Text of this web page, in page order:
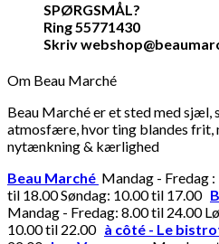
SPØRGSMÅL?
Ring 55771430
Skriv
Om Beau Marché
Beau Marché er et sted med sjæl,
atmosfære, hvor ting blandes frit,
nytænkning & kærlighed
Beau Marché Mandag - Fredag
til 18.00 Søndag: 10.00 til 17.00
Mandag - Fredag: 8.00 til 24.00
10.00 til 22.00 à côté - Le